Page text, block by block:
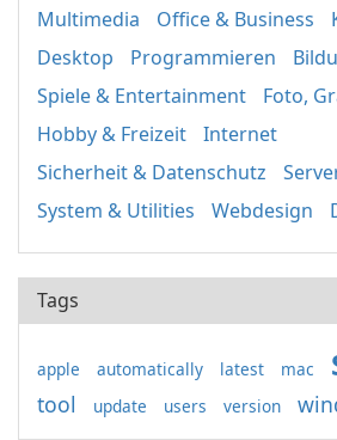
Multimedia Office & Business
Desktop
Programmieren
Spiele & Entertainment
Foto,
Hobby & Freizeit
Internet
Sicherheit & Datenschutz
System & Utilities
Webdesign
Tags
apple automatically latest mac
tool update users version